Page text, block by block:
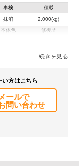
車検
抹消
積載
2,000(kg)
本体色 修復歴
バッグ
い方はこちら
メールで
問い合わせ